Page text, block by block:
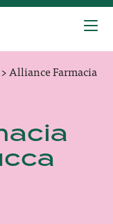
>Alliance Farmacia